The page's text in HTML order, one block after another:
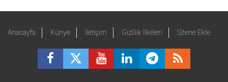
Anasayfa Künye İletişim Gizlilik İlkeleri Sitene Ekle